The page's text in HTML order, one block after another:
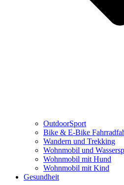
OutdoorSport
Bike & E-Bike
Wandern und Trekking
Wohnmobil und
Wohnmobil mit Hund
Wohnmobil mit Kind
Gesundheit